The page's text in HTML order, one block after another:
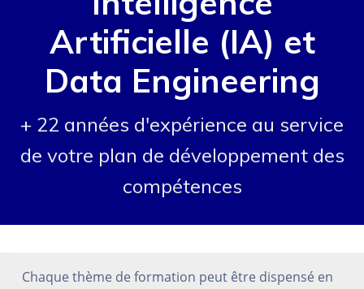
Artificielle (IA) et
Data Engineering
+ 22 années d'expérience au service
de votre plan de développement des
compétences
Chaque thème de formation peut être dispensé en